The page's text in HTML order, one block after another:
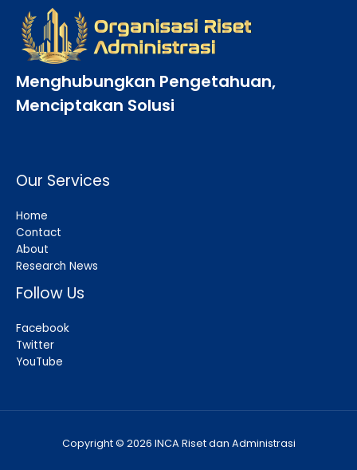
Menghubungkan Pengetahuan,
Menciptakan Solusi
Our Services
Home
Contact
About
Research News
Follow Us
Facebook
Twitter
YouTube
Copyright © 2026 INCA Riset dan Administrasi